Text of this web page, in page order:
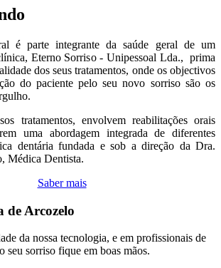
é parte integrante da saúde geral de um
Eterno Sorriso - Unipessoal Lda., prima
dos seus tratamentos, onde os objectivos
do paciente pelo seu novo sorriso são os
tratamentos, envolvem reabilitações orais
uma abordagem integrada de diferentes
dentária fundada e sob a direção da Dra.
Médica Dentista.
Saber mais
de Arcozelo
da nossa tecnologia, e em profissionais de
seu sorriso fique em boas mãos.